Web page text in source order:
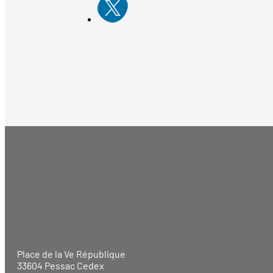
Place de la Ve République
33604 Pessac Cedex